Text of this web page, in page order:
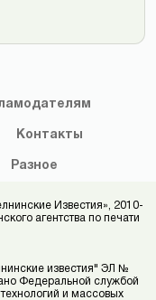
Контакты
Разное
Известия», 2010-
агентства по печати
известия" ЭЛ №
Федеральной службой
и массовых